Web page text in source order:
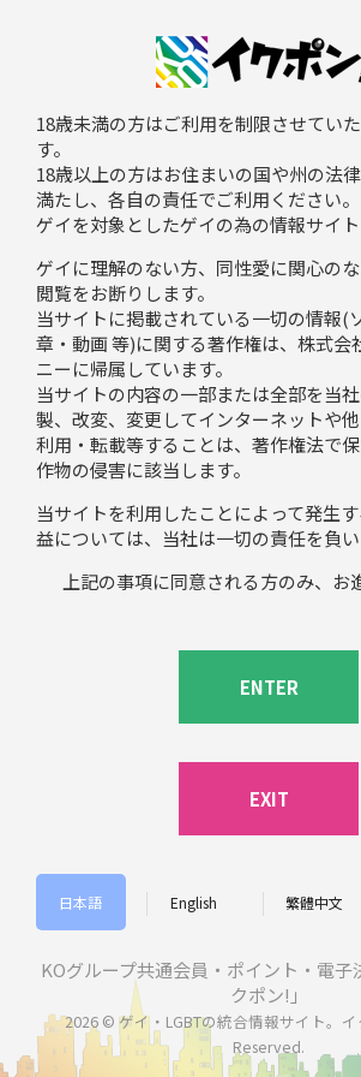
18歳未満の方はご利用を制限させてい
す。
18歳以上の方はお住まいの国や州の法
満たし、各自の責任でご利用ください
ゲイを対象としたゲイの為の情報サイト
ゲイに理解のない方、同性愛に関心の
閲覧をお断りします。
当サイトに掲載されている一切の情報(
章・動画 等)に関する著作権は、株式会
ニーに帰属しています。
当サイトの内容の一部または全部を当
製、改変、変更してインターネットや
利用・転載等することは、著作権法で
作物の侵害に該当します。
当サイトを利用したことによって発生
益については、当社は一切の責任を負い
上記の事項に同意される方のみ、お
ENTER
EXIT
日本語 English 繁體中文
KOグループ共通会員・ポイント・電子
クポン!」
2026 © ゲイ・LGBTの統合情報サイト。イ
Reserved.